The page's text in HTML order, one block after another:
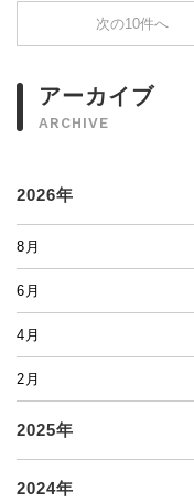
次の10件へ
アーカイブ
ARCHIVE
2026年
8月
6月
4月
2月
2025年
2024年